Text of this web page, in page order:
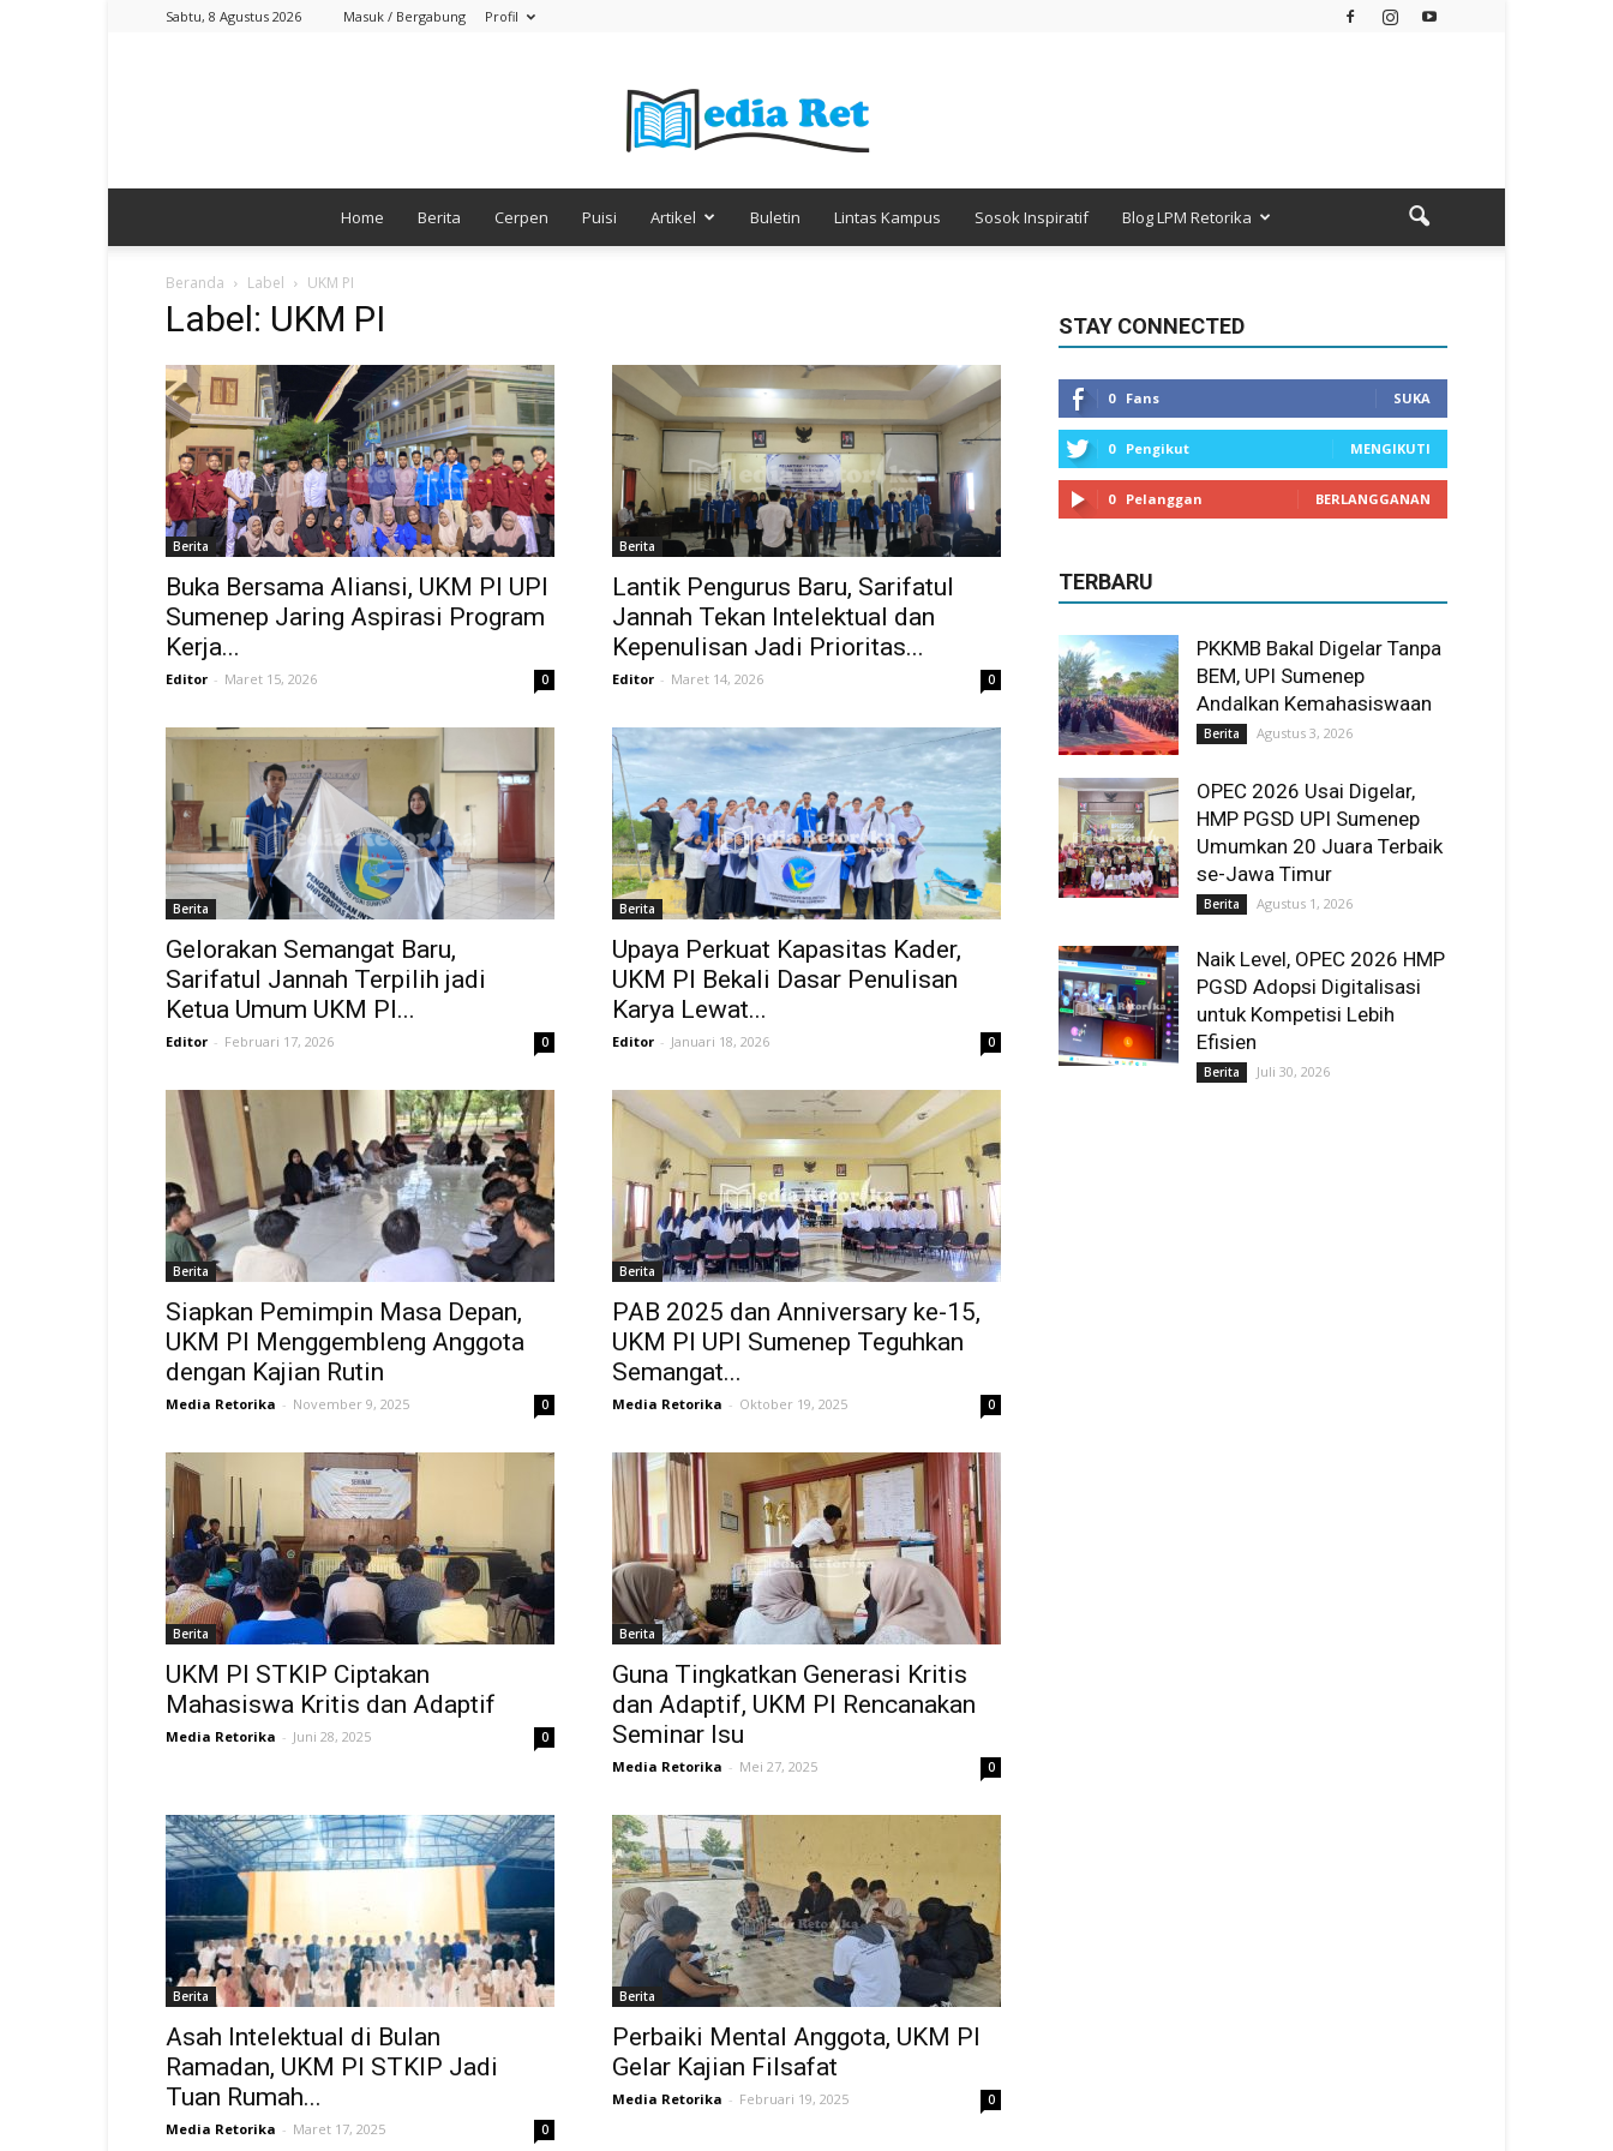
Sabtu, 8 Agustus 2026 Masuk / Bergabung Profil
Media
Retorika
Home Berita Cerpen Puisi Artikel Buletin Lintas Kampus Sosok Inspiratif Blog LPM Retorika
Beranda Label UKM PI
Label: UKM PI
Berita
Buka Bersama Aliansi, UKM PI UPI
Sumenep Jaring Aspirasi Program
Kerja...
Editor - Maret 15, 2026 0
Berita
Lantik Pengurus Baru, Sarifatul
Jannah Tekan Intelektual dan
Kepenulisan Jadi Prioritas...
Editor - Maret 14, 2026 0
Berita
Gelorakan Semangat Baru,
Sarifatul Jannah Terpilih jadi
Ketua Umum UKM PI...
Editor - Februari 17, 2026 0
Berita
Upaya Perkuat Kapasitas Kader,
UKM PI Bekali Dasar Penulisan
Karya Lewat...
Editor - Januari 18, 2026 0
Berita
Siapkan Pemimpin Masa Depan,
UKM PI Menggembleng Anggota
dengan Kajian Rutin
Media Retorika - November 9, 2025 0
Berita
PAB 2025 dan Anniversary ke-15,
UKM PI UPI Sumenep Teguhkan
Semangat...
Media Retorika - Oktober 19, 2025 0
Berita
UKM PI STKIP Ciptakan
Mahasiswa Kritis dan Adaptif
Media Retorika - Juni 28, 2025 0
Berita
Guna Tingkatkan Generasi Kritis
dan Adaptif, UKM PI Rencanakan
Seminar Isu
Media Retorika - Mei 27, 2025 0
Berita
Asah Intelektual di Bulan
Ramadan, UKM PI STKIP Jadi
Tuan Rumah...
Media Retorika - Maret 17, 2025 0
Berita
Perbaiki Mental Anggota, UKM PI
Gelar Kajian Filsafat
Media Retorika - Februari 19, 2025 0
STAY CONNECTED
0 Fans SUKA
0 Pengikut MENGIKUTI
0 Pelanggan BERLANGGANAN
TERBARU
PKKMB Bakal Digelar Tanpa
BEM, UPI Sumenep
Andalkan Kemahasiswaan
Berita Agustus 3, 2026
OPEC 2026 Usai Digelar,
HMP PGSD UPI Sumenep
Umumkan 20 Juara Terbaik
se-Jawa Timur
Berita Agustus 1, 2026
Naik Level, OPEC 2026 HMP
PGSD Adopsi Digitalisasi
untuk Kompetisi Lebih
Efisien
Berita Juli 30, 2026